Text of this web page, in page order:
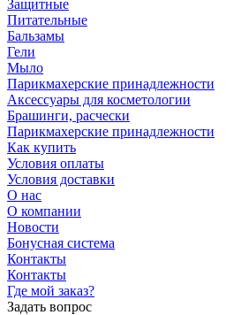
Защитные
Питательные
Бальзамы
Гели
Мыло
Парикмахерские принадлежности
Аксессуары для косметологии
Брашинги, расчески
Парикмахерские принадлежности
Как купить
Условия оплаты
Условия доставки
О нас
О компании
Новости
Бонусная система
Контакты
Контакты
Где мой заказ?
Задать вопрос